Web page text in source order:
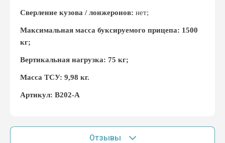
Сверление кузова / лонжеронов: нет;
Максимальная масса буксируемого прицепа: 1500
кг;
Вертикальная нагрузка: 75 кг;
Масса ТСУ: 9,98 кг.
Артикул: В202-А
Отзывы